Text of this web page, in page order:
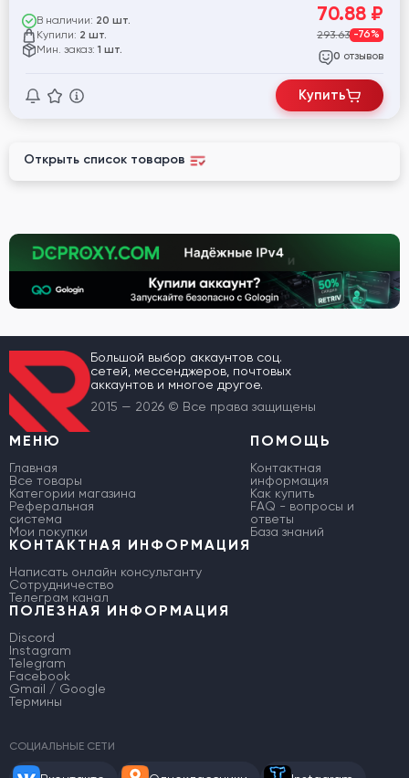
В наличии: 20 шт.
Купили: 2 шт.
Мин. заказ: 1 шт.
70.88 ₽
293.63 -76%
0 отзывов
Купить
Открыть список товаров
Большой выбор аккаунтов соц.
сетей, мессенджеров, почтовых
аккаунтов и многое другое.
2015 — 2026 © Все права защищены
МЕНЮ
Главная
Все товары
Категории магазина
Реферальная
система
Мои покупки
ПОМОЩЬ
Контактная
информация
Как купить
FAQ - вопросы и
ответы
База знаний
КОНТАКТНАЯ ИНФОРМАЦИЯ
Написать онлайн консультанту
Сотрудничество
Телеграм канал
ПОЛЕЗНАЯ ИНФОРМАЦИЯ
Discord
Instagram
Telegram
Facebook
Gmail / Google
Термины
СОЦИАЛЬНЫЕ СЕТИ